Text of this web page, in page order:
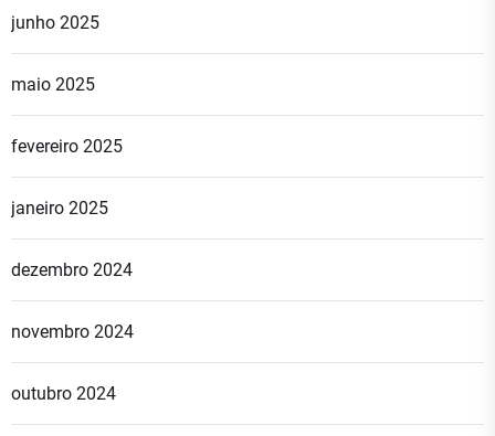
junho 2025
maio 2025
fevereiro 2025
janeiro 2025
dezembro 2024
novembro 2024
outubro 2024